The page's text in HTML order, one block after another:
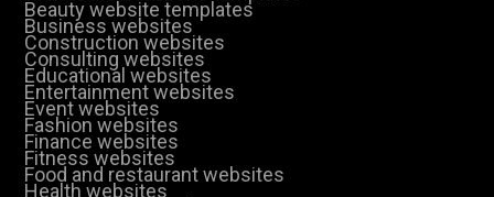
Beauty website templates
Business websites
Construction websites
Consulting websites
Educational websites
Entertainment websites
Event websites
Fashion websites
Finance websites
Fitness websites
Food and restaurant websites
Health websites